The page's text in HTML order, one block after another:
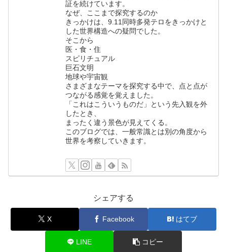
証を続けています。
なぜ、ここまで探究するのか
きっかけは、9.11同時多発テロをきっかけと
した世界構造への疑問でした。
そこから
医・食・住
スピリチュアル
巨石文明
地球や宇宙観
さまざまなテーマを探究する中で、点と点が
つながる感覚を覚えました。
「これはこういうものだ」という先入観を外
したとき、
まったく違う景色が見えてくる。
このブログでは、一般常識とは別の角度から
世界を考察していきます。
シェアする
X Facebook はてブ
LINE コピー